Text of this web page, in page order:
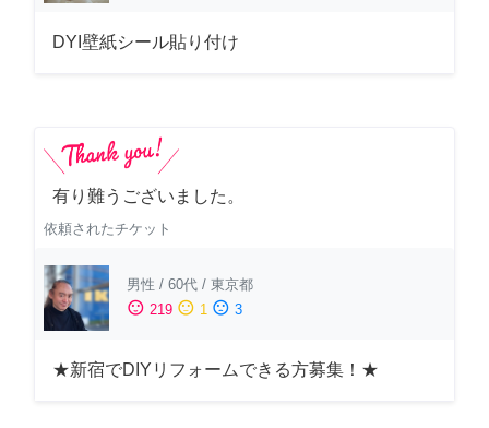
DYI壁紙シール貼り付け
有り難うございました。
依頼されたチケット
男性 / 60代 / 東京都
sentiment_satisfied 219 sentiment_neutral 1 sentiment_dissatisfied 3
★新宿でDIYリフォームできる方募集！★